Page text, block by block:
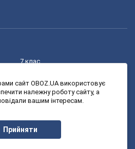
7 клас
9 клас
сайт OBOZ.UA використовує
належну роботу сайту, а
вашим інтересам.
Прийняти